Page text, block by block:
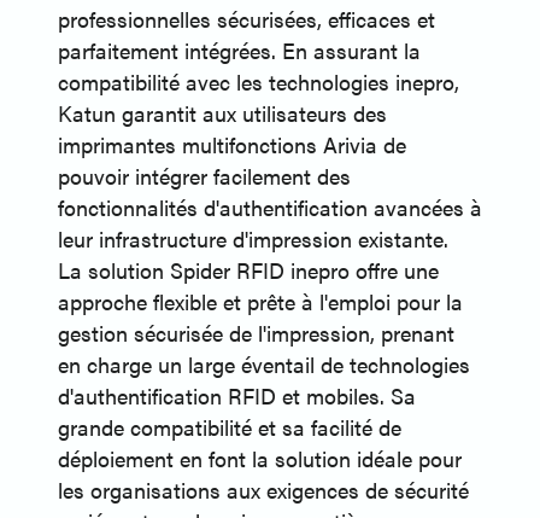
professionnelles sécurisées, efficaces et
parfaitement intégrées. En assurant la
compatibilité avec les technologies inepro,
Katun garantit aux utilisateurs des
imprimantes multifonctions Arivia de
pouvoir intégrer facilement des
fonctionnalités d'authentification avancées à
leur infrastructure d'impression existante.
La solution Spider RFID inepro offre une
approche flexible et prête à l'emploi pour la
gestion sécurisée de l'impression, prenant
en charge un large éventail de technologies
d'authentification RFID et mobiles. Sa
grande compatibilité et sa facilité de
déploiement en font la solution idéale pour
les organisations aux exigences de sécurité